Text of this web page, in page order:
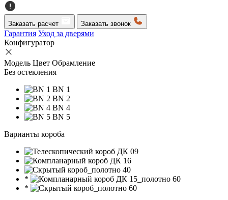
Заказать расчет Заказать звонок
Гарантия Уход за дверями
Конфигуратор
Модель Цвет Обрамление
Без остекления
BN 1
BN 2
BN 4
BN 5
Варианты короба
*
*